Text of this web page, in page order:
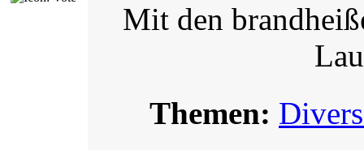
Mit den
Themen: